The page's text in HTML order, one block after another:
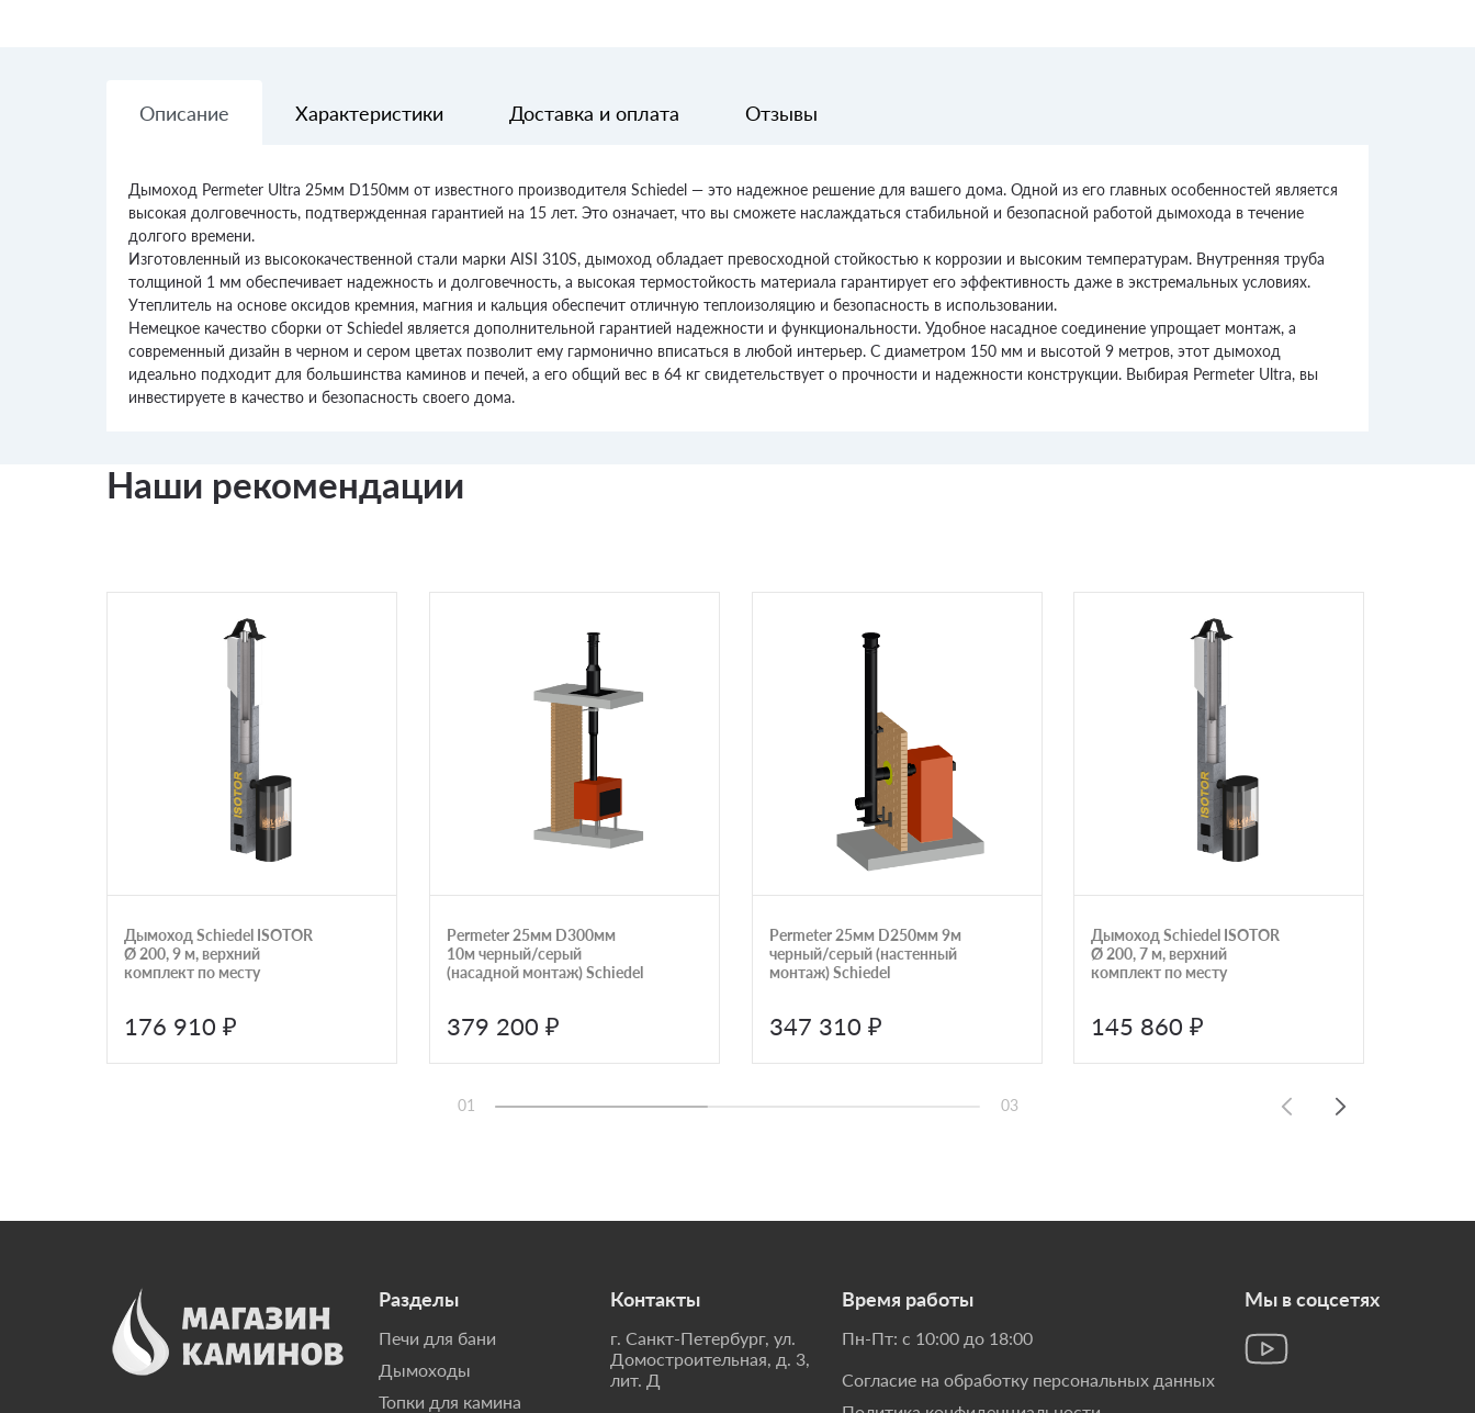
Описание Характеристики Доставка и оплата Отзывы
Дымоход Permeter Ultra 25мм D150мм от известного производителя Schiedel — это надежное решение для вашего дома. Одной из его главных особенностей является
высокая долговечность, подтвержденная гарантией на 15 лет. Это означает, что вы сможете наслаждаться стабильной и безопасной работой дымохода в течение
долгого времени.
Изготовленный из высококачественной стали марки AISI 310S, дымоход обладает превосходной стойкостью к коррозии и высоким температурам. Внутренняя труба
толщиной 1 мм обеспечивает надежность и долговечность, а высокая термостойкость материала гарантирует его эффективность даже в экстремальных условиях.
Утеплитель на основе оксидов кремния, магния и кальция обеспечит отличную теплоизоляцию и безопасность в использовании.
Немецкое качество сборки от Schiedel является дополнительной гарантией надежности и функциональности. Удобное насадное соединение упрощает монтаж, а
современный дизайн в черном и сером цветах позволит ему гармонично вписаться в любой интерьер. С диаметром 150 мм и высотой 9 метров, этот дымоход
идеально подходит для большинства каминов и печей, а его общий вес в 64 кг свидетельствует о прочности и надежности конструкции. Выбирая Permeter Ultra, вы
инвестируете в качество и безопасность своего дома.
Наши рекомендации
Дымоход Schiedel ISOTOR
Ø 200, 9 м, верхний
комплект по месту
176 910 ₽
Permeter 25мм D300мм
10м черный/серый
(насадной монтаж) Schiedel
379 200 ₽
Permeter 25мм D250мм 9м
черный/серый (настенный
монтаж) Schiedel
347 310 ₽
Дымоход Schiedel ISOTOR
Ø 200, 7 м, верхний
комплект по месту
145 860 ₽
01 03
Разделы
Печи для бани
Дымоходы
Топки для камина
Контакты
г. Санкт-Петербург, ул.
Домостроительная, д. 3,
лит. Д
Время работы
Пн-Пт: с 10:00 до 18:00
Согласие на обработку персональных данных
Мы в соцсетях